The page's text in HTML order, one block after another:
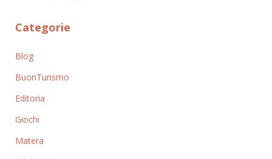
Categorie
Blog
BuonTurismo
Editoria
Giochi
Matera